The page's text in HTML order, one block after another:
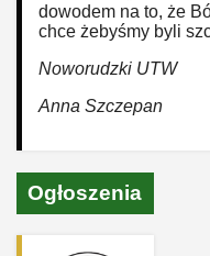
dowodem na to, że
chce żebyśmy byli
Noworudzki UTW
Anna Szczepan
Ogłoszenia